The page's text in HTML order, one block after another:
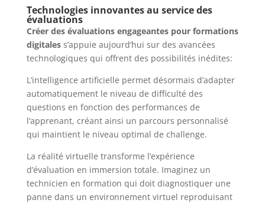
Technologies innovantes au service des
évaluations
Créer des évaluations engageantes pour formations
digitaless’appuie aujourd’hui sur des avancées
technologiques qui offrent des possibilités inédites:
L’intelligence artificielle permet désormais d’adapter
automatiquement le niveau de difficulté des
questions en fonction des performances de
l’apprenant, créant ainsi un parcours personnalisé
qui maintient le niveau optimal de challenge.
La réalité virtuelle transforme l’expérience
d’évaluation en immersion totale. Imaginez un
technicien en formation qui doit diagnostiquer une
panne dans un environnement virtuel reproduisant